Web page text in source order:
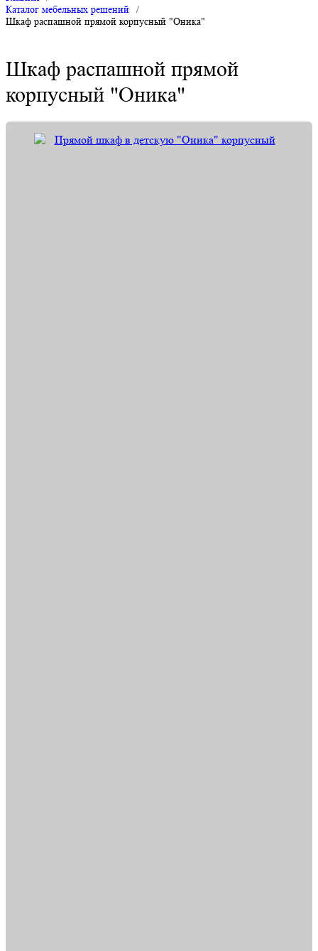
Каталог мебельных решений
/
Шкаф распашной прямой корпусный "Оника"
Шкаф распашной прямой
корпусный "Оника"